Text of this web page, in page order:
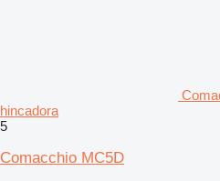
hincadora
5
Comacchio MC5D